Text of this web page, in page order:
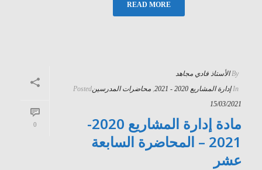
READ MORE
0
By الأستاذ فادي مجاهد
In إدارة المشاريع 2020 - 2021 , محاضرات المدرسينPosted
15/03/2021
مادة إدارة المشاريع 2020-
2021 – المحاضرة السابعة
عشر